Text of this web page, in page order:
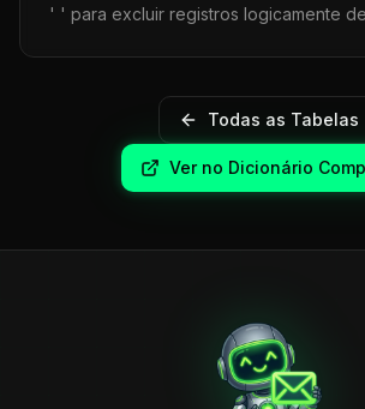
' ' para excluir registros logicamente
Todas as Tabelas
Ver no Dicionário